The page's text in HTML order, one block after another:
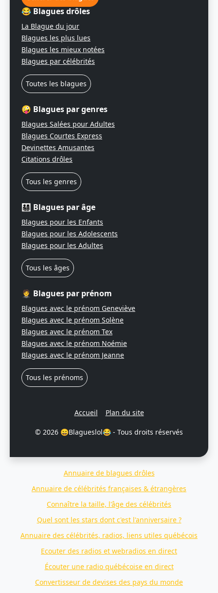
😂 Blagues drôles
La Blague du jour
Blagues les plus lues
Blagues les mieux notées
Blagues par célébrités
Toutes les blagues
🤪 Blagues par genres
Blagues Salées pour Adultes
Blagues Courtes Express
Devinettes Amusantes
Citations drôles
Tous les genres
👨‍👩‍👧‍👦 Blagues par âge
Blagues pour les Enfants
Blagues pour les Adolescents
Blagues pour les Adultes
Tous les âges
🤵 Blagues par prénom
Blagues avec le prénom Geneviève
Blagues avec le prénom Solène
Blagues avec le prénom Tex
Blagues avec le prénom Noémie
Blagues avec le prénom Jeanne
Tous les prénoms
Accueil Plan du site
© 2026 😄Blagueslol😂 - Tous droits réservés
Annuaire de blagues drôles
Annuaire de célébrités françaises & étrangères
Connaître la taille, l'âge des célébrités
Quel sont les stars dont c'est l'anniversaire ?
Annuaire des célébrités, radios, liens utiles québécois
Ecouter des radios et webradios en direct
Écouter une radio québécoise en direct
Convertisseur de devises des pays du monde